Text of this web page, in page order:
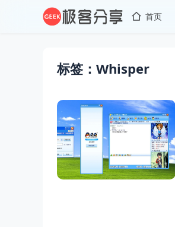
首页
标签：Whisper